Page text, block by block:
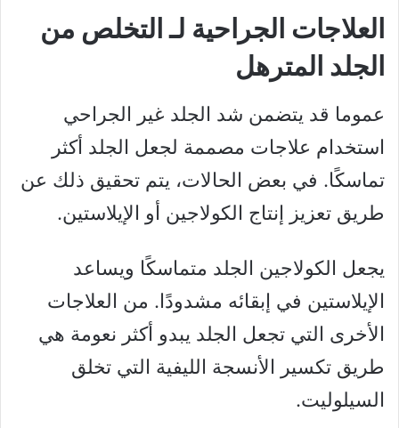
العلاجات الجراحية لـ التخلص من
الجلد المترهل
عموما قد يتضمن شد الجلد غير الجراحي
استخدام علاجات مصممة لجعل الجلد أكثر
تماسكًا. في بعض الحالات، يتم تحقيق ذلك عن
طريق تعزيز إنتاج الكولاجين أو الإيلاستين.
يجعل الكولاجين الجلد متماسكًا ويساعد
الإيلاستين في إبقائه مشدودًا. من العلاجات
الأخرى التي تجعل الجلد يبدو أكثر نعومة هي
طريق تكسير الأنسجة الليفية التي تخلق
السيلوليت.